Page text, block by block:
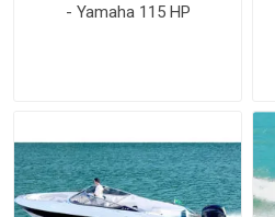
- Yamaha 115 HP